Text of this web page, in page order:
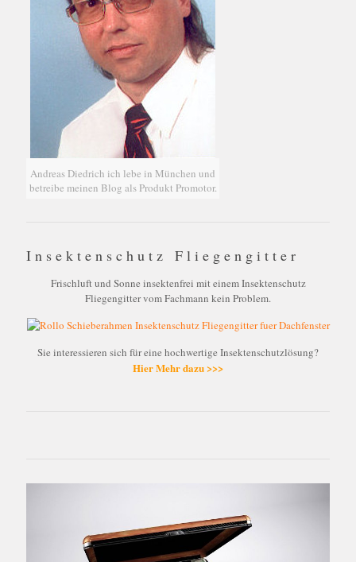
Andreas Diedrich ich lebe in München und
betreibe meinen Blog als Produkt Promotor.
Insektenschutz Fliegengitter
Frischluft und Sonne insektenfrei mit einem Insektenschutz
Fliegengitter vom Fachmann kein Problem.
Sie interessieren sich für eine hochwertige Insektenschutzlösung?
Hier Mehr dazu >>>